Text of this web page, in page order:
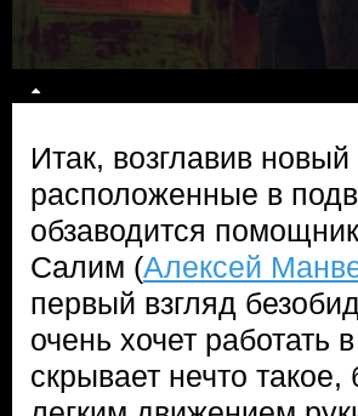
Итак, возглавив
расположенные в
обзаводится
Салим (Алексей
первый взгляд
очень хочет
скрывает нечто